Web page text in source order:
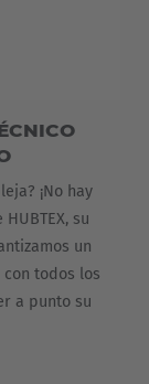
¡No hay
su
un
todos los
a punto su